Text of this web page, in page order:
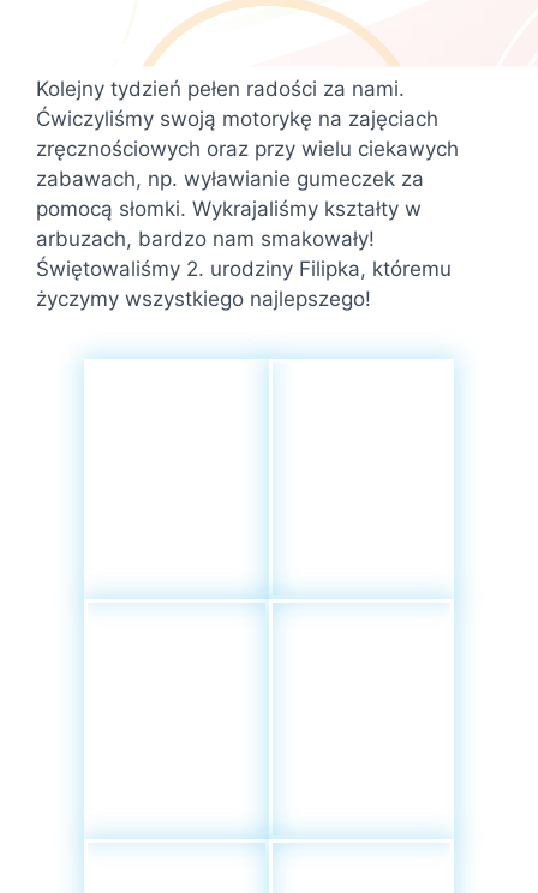
Kolejny tydzień pełen radości za nami.
Ćwiczyliśmy swoją motorykę na zajęciach
zręcznościowych oraz przy wielu ciekawych
zabawach, np. wyławianie gumeczek za
pomocą słomki. Wykrajaliśmy kształty w
arbuzach, bardzo nam smakowały!
Świętowaliśmy 2. urodziny Filipka, któremu
życzymy wszystkiego najlepszego!